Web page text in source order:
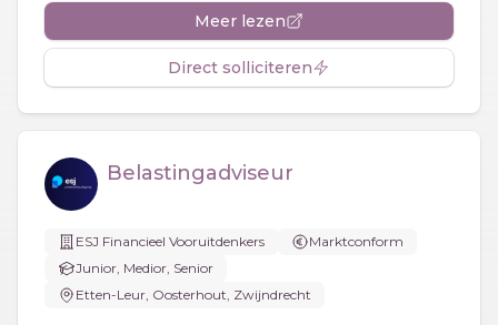
Meer lezen
Direct solliciteren
Belastingadviseur
ESJ Financieel Vooruitdenkers
Marktconform
Junior, Medior, Senior
Etten-Leur, Oosterhout, Zwijndrecht